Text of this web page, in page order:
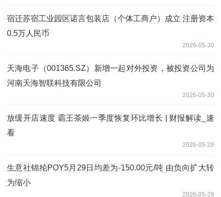
宿迁苏宿工业园区诺言包装店（个体工商户）成立 注册资本
0.5万人民币
2026-05-30
天海电子（001365.SZ）新增一起对外投资，被投资公司为
河南天海智联科技有限公司
2026-05-30
放缓开店速度 霸王茶姬一季度恢复环比增长 | 财报解读_速
看
2026-05-29
生意社锦纶POY5月29日均差为-150.00元/吨 由负向扩大转
为缩小
2026-05-29